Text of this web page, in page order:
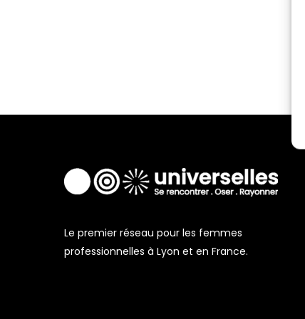
Le premier réseau pour les femmes
professionnelles à Lyon et en France.